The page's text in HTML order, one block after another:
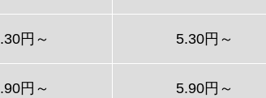
円～ 5.30円～
円～ 5.90円～